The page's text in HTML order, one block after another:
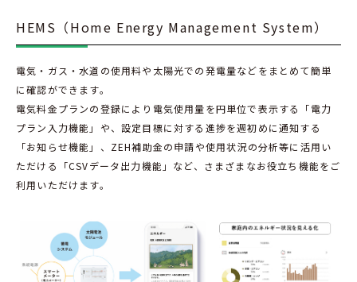
HEMS（Home Energy Management System）
電気・ガス・水道の使用料や太陽光での発電量などをまとめて簡単
に確認ができます。
電気料金プランの登録により電気使用量を円単位で表示する「電力
プラン入力機能」や、設定目標に対する進捗を週初めに通知する
「お知らせ機能」、ZEH補助金の申請や使用状況の分析等に活用い
ただける「CSVデータ出力機能」など、さまざまなお役立ち機能をご
利用いただけます。